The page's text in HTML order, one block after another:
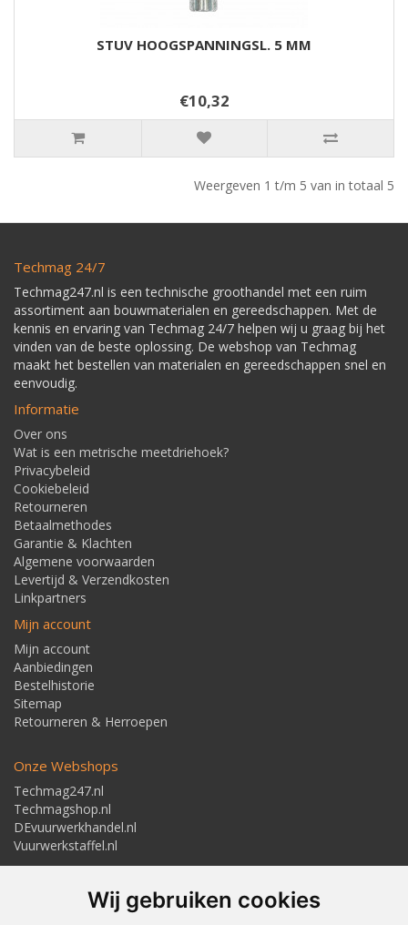
Wij gebruiken cookies
STUV HOOGSPANNINGSL. 5 MM
€10,32
Weergeven 1 t/m 5 van in totaal 5
Techmag 24/7
Techmag247.nl is een technische groothandel met een ruim
assortiment aan bouwmaterialen en gereedschappen. Met de
kennis en ervaring van Techmag 24/7 helpen wij u graag bij het
vinden van de beste oplossing. De webshop van Techmag
maakt het bestellen van materialen en gereedschappen snel en
eenvoudig.
Informatie
Over ons
Wat is een metrische meetdriehoek?
Privacybeleid
Cookiebeleid
Retourneren
Betaalmethodes
Garantie & Klachten
Algemene voorwaarden
Levertijd & Verzendkosten
Linkpartners
Mijn account
Mijn account
Aanbiedingen
Bestelhistorie
Sitemap
Retourneren & Herroepen
Onze Webshops
Techmag247.nl
Techmagshop.nl
DEvuurwerkhandel.nl
Vuurwerkstaffel.nl
Adresgegevens
Textielstraat 4, 7483 PB Haaksbergen
Telefoon: 053-5723224